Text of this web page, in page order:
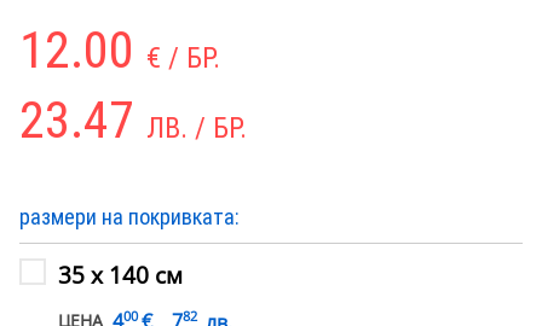
12.00 € / БР.
23.47 ЛВ. / БР.
размери на покривката:
35 х 140 см
ЦЕНА 00 82